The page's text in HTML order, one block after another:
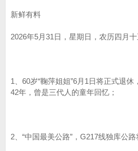
新鲜有料
2026年5月31日，星期日，农历四月
1、60岁“鞠萍姐姐”6月1日将正式退休
42年，曾是三代人的童年回忆；
2、“中国最美公路”，G217线独库公